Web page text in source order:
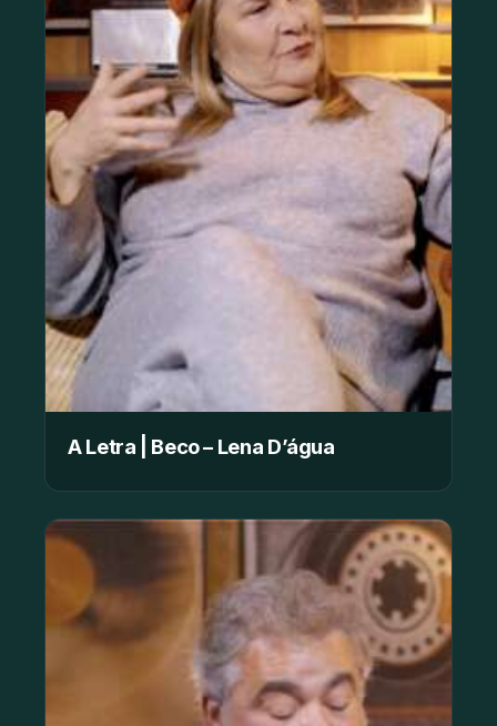
A Letra | Beco – Lena D’água